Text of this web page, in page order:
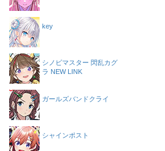
key
シノビマスター 閃乱カグ
ラ NEW LINK
ガールズバンドクライ
シャインポスト